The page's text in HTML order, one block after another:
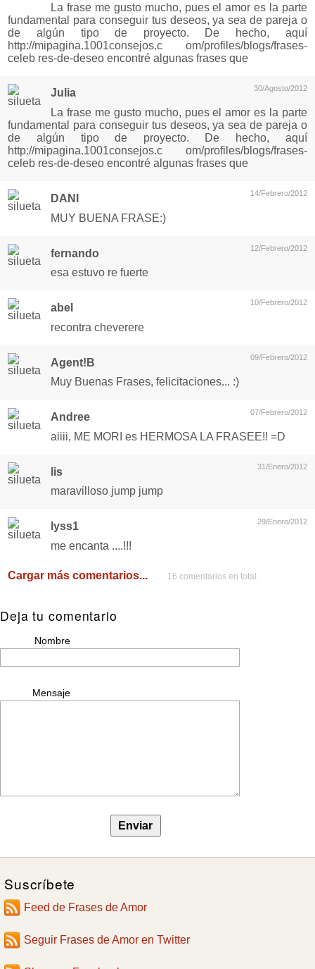
La frase me gusto mucho, pues el amor es la parte
fundamental para conseguir tus deseos, ya sea de pareja o
de algún tipo de proyecto. De hecho, aquí
http://mipagina.1001consejos.c om/profiles/blogs/frases-
celeb res-de-deseo encontré algunas frases que
30/Agosto/2012
Julia
La frase me gusto mucho, pues el amor es la parte
fundamental para conseguir tus deseos, ya sea de pareja o
de algún tipo de proyecto. De hecho, aquí
http://mipagina.1001consejos.c om/profiles/blogs/frases-
celeb res-de-deseo encontré algunas frases que
14/Febrero/2012
DANI
MUY BUENA FRASE:)
12/Febrero/2012
fernando
esa estuvo re fuerte
10/Febrero/2012
abel
recontra cheverere
09/Febrero/2012
Agent!B
Muy Buenas Frases, felicitaciones... :)
07/Febrero/2012
Andree
aiiii, ME MORI es HERMOSA LA FRASEE!! =D
31/Enero/2012
lis
maravilloso jump jump
29/Enero/2012
lyss1
me encanta ....!!!
Cargar más comentarios... 16 comentarios en total.
Deja tu comentario
Nombre
Mensaje
Suscríbete
Feed de Frases de Amor
Seguir Frases de Amor en Twitter